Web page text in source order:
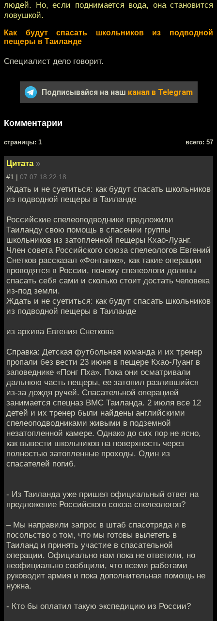
людей. Но, если поднимается вода, она становится
ловушкой.
Как будут спасать школьников из подводной
пещеры в Таиланде
Специалист дело говорит.
Подписывайся на наш канал в Telegram
Комментарии
cтраницы: 1 всего: 57
Цитата »
#1 | 07.07.18 22:18
Ждать и не суетиться: как будут спасать школьников
из подводной пещеры в Таиланде
Российские спелеоподводники предложили
Таиланду свою помощь в спасении группы
школьников из затопленной пещеры Кхао-Луанг.
Член совета Российского союза спелеологов Евгений
Снетков рассказал «Фонтанке», как такие операции
проводятся в России, почему спелеологи должны
спасать себя сами и сколько стоит достать человека
из-под земли.
Ждать и не суетиться: как будут спасать школьников
из подводной пещеры в Таиланде
из архива Евгения Снеткова
Справка: Детская футбольная команда и их тренер
пропали без вести 23 июня в пещере Кхао-Луанг в
заповеднике «Понг Пха». Пока они осматривали
дальнюю часть пещеры, ее затопил разлившийся
из-за дождя ручей. Спасательной операцией
занимается спецназ ВМС Таиланда. 2 июля все 12
детей и их тренер были найдены английскими
спелеоподводниками живыми в подземной
незатопленной камере. Однако до сих пор не ясно,
как вывести школьников на поверхность через
полностью затопленные проходы. Один из
спасателей погиб.
- Из Таиланда уже пришел официальный ответ на
предложение Российского союза спелеологов?
– Мы направили запрос в штаб спасотряда и в
посольство о том, что мы готовы вылететь в
Таиланд и принять участие в спасательной
операции. Официально нам пока не ответили, но
неофициально сообщили, что всеми работами
руководит армия и пока дополнительная помощь не
нужна.
- Кто бы оплатил такую экспедицию из России?